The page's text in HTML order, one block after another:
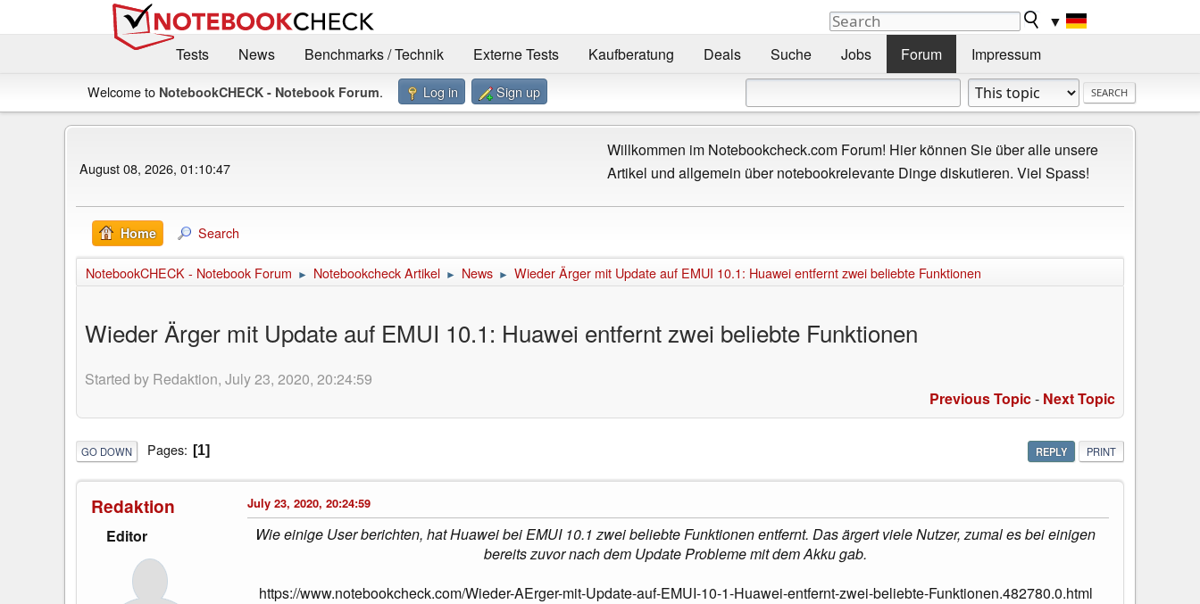
▼
Tests
News Benchmarks / Technik Externe Tests Kaufberatung Deals Suche Jobs Forum Impressum
Welcome to NotebookCHECK - Notebook Forum. Log in Sign up
August 08, 2026, 01:10:47
Willkommen im Notebookcheck.com Forum! Hier können Sie über alle unsere
Artikel und allgemein über notebookrelevante Dinge diskutieren. Viel Spass!
Home Search
NotebookCHECK - Notebook Forum ► Notebookcheck Artikel ► News ► Wieder Ärger mit Update auf EMUI 10.1: Huawei entfernt zwei beliebte Funktionen
Wieder Ärger mit Update auf EMUI 10.1: Huawei entfernt zwei beliebte Funktionen
Started by Redaktion, July 23, 2020, 20:24:59
Previous Topic- Next Topic
REPLY PRINT
GO DOWN Pages 1
Redaktion
Editor
July 23, 2020, 20:24:59
Wie einige User berichten, hat Huawei bei EMUI 10.1 zwei beliebte Funktionen entfernt. Das ärgert viele Nutzer, zumal es bei einigen
bereits zuvor nach dem Update Probleme mit dem Akku gab.
https://www.notebookcheck.com/Wieder-AErger-mit-Update-auf-EMUI-10-1-Huawei-entfernt-zwei-beliebte-Funktionen.482780.0.html